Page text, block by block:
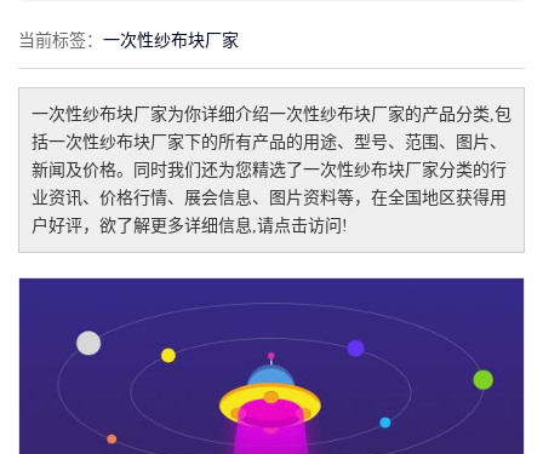
当前标签： 一次性纱布块厂家
一次性纱布块厂家为你详细介绍一次性纱布块厂家的产品分类,包
括一次性纱布块厂家 下的所有产品的用途、型号、范围、图片、
新闻及价格。同时我们还为您精选了一次性纱布块厂家分类的行
业资讯、价格行情、展会信息、图片资料等，在全国地区获得用
户好评，欲了解更多详细信息,请点击访问!